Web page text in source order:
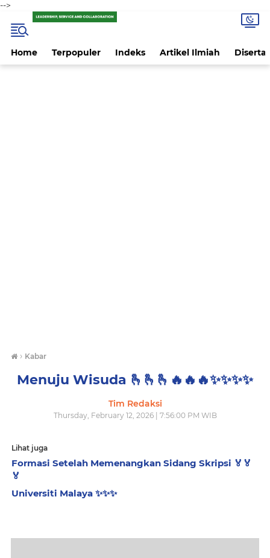
-->
Home Terpopuler Indeks Artikel Ilmiah
› Kabar
Menuju Wisuda 🫰🫰🫰🔥🔥🔥✨️✨️✨️✨️
Tim Redaksi
Thursday, February 12, 2026 | 7:56:00 PM WIB
Lihat juga
Formasi Setelah Memenangkan Sidang Skripsi 🏅🏅
🏅
Universiti Malaya ✨️✨️✨️